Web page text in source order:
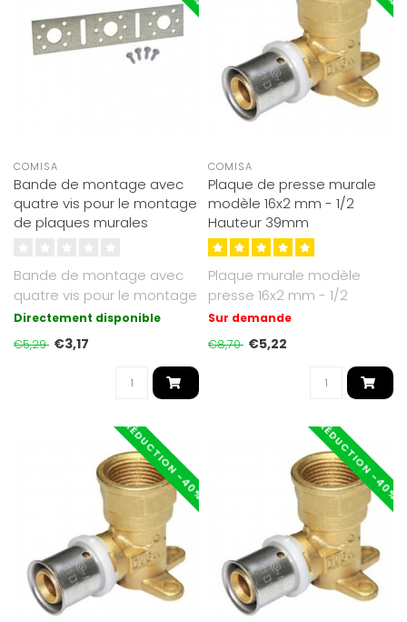
COMISA
Bande de montage avec
quatre vis pour le montage
de plaques murales
Bande de montage avec
quatre vis pour le montage
de plaques murales Taille
Directement disponible
€5,29 €3,17
COMISA
Plaque de presse murale
modèle 16x2 mm - 1/2
Hauteur 39mm
Plaque murale modèle
presse 16x2 mm - 1/2
inchHauteur 39mm
Approuvé KIWA..
Sur demande
€8,70 €5,22
RÉDUCTION -40% RÉDUCTION -40%